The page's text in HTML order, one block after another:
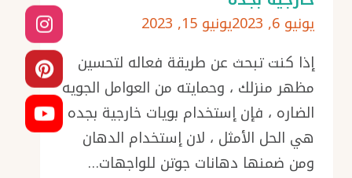
جدة
–
رشات
خارجية
للمنازل
جدة
يونيو 6, 2023
يونيو 15, 2023
إذا كنت تبحث عن طريقة فعاله لتحسين
مظهر منزلك ، وحمايته من العوامل الجويه
الضاره ، فإن إستخدام بويات خارجية بجده ،
هي الحل الأمثل ، لان إستخدام الدهان
ومن ضمنها دهانات جوتن للواجهات…